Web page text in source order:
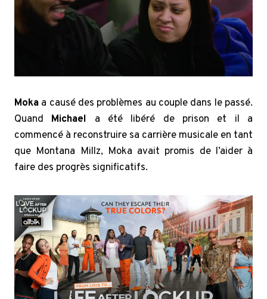
Moka a causé des problèmes au couple dans le passé.
Quand Michael a été libéré de prison et il a
commencé à reconstruire sa carrière musicale en tant
que Montana Millz, Moka avait promis de l’aider à
faire des progrès significatifs.